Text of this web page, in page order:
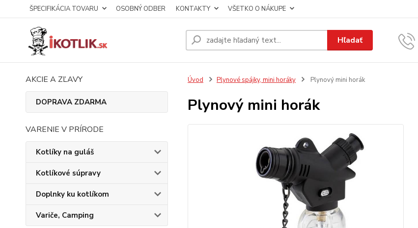
ŠPECIFIKÁCIA TOVARU OSOBNÝ ODBER KONTAKTY VŠETKO O NÁKUPE
Hľadať
AKCIE A ZĽAVY
DOPRAVA ZDARMA
VARENIE V PRÍRODE
Kotlíky na guláš
Kotlíkové súpravy
Doplnky ku kotlíkom
Variče, Camping
Úvod Plynové spájky, mini horáky Plynový mini horák
Plynový mini horák